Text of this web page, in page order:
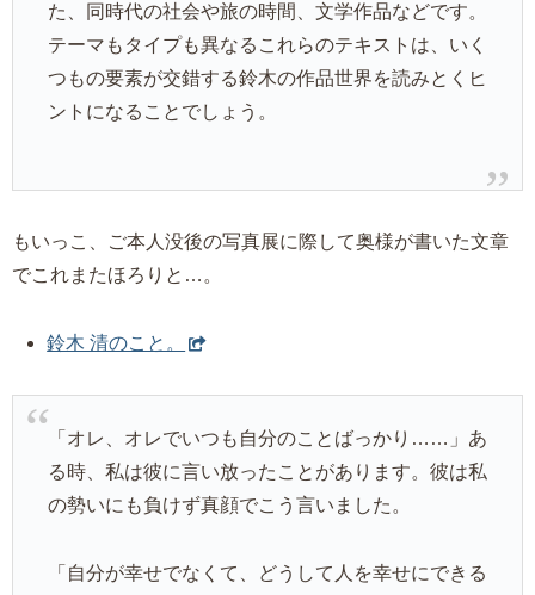
た、同時代の社会や旅の時間、文学作品などです。
テーマもタイプも異なるこれらのテキストは、いく
つもの要素が交錯する鈴木の作品世界を読みとくヒ
ントになることでしょう。
もいっこ、ご本人没後の写真展に際して奥様が書いた文章
でこれまたほろりと…。
鈴木 清のこと。
「オレ、オレでいつも自分のことばっかり……」あ
る時、私は彼に言い放ったことがあります。彼は私
の勢いにも負けず真顔でこう言いました。
「自分が幸せでなくて、どうして人を幸せにできる